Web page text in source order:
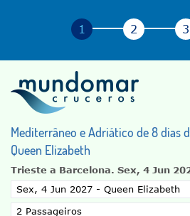
Mediterrâneo e Adriático de 8 dias
Queen Elizabeth
Trieste a Barcelona. Sex, 4 Jun